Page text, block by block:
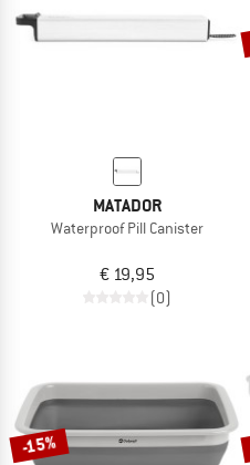
MATADOR
Waterproof Pill Canister
€ 19,95
(0)
-15%